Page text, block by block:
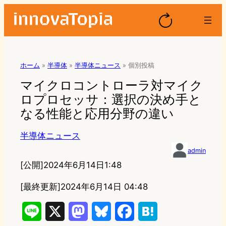
ホーム » 半導体 » 半導体ニュース » 個別投稿
マイクロコントローラ対マイク
ロプロセッサ：選択の決め手と
なる性能と応用分野の違い
半導体ニュース
admin
[公開]2024年6月14日1:48
[最終更新]2024年6月14日 04:48